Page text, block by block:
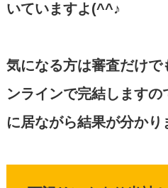
いていますよ(^^♪
気になる方は審査だけで
ンラインで完結します
に居ながら結果が分かり